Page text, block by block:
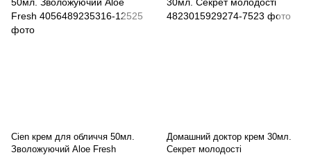
Cien крем для обличчя 50мл.
Зволожуючий Aloe Fresh
Домашний доктор крем 30мл.
Секрет молодості